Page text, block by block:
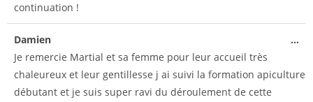
continuation !
Damien
Je remercie Martial et sa femme pour leur accueil très
chaleureux et leur gentillesse j ai suivi la formation apiculture
débutant et je suis super ravi du déroulement de cette
...